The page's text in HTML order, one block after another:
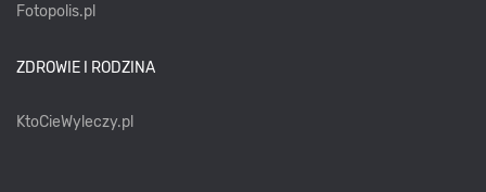
Fotopolis.pl
ZDROWIE I RODZINA
KtoCieWyleczy.pl